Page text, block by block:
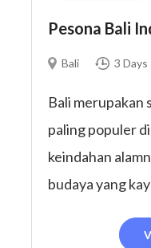
Pesona Bali
Bali 3
Bali merupakan
paling populer
keindahan
budaya yang